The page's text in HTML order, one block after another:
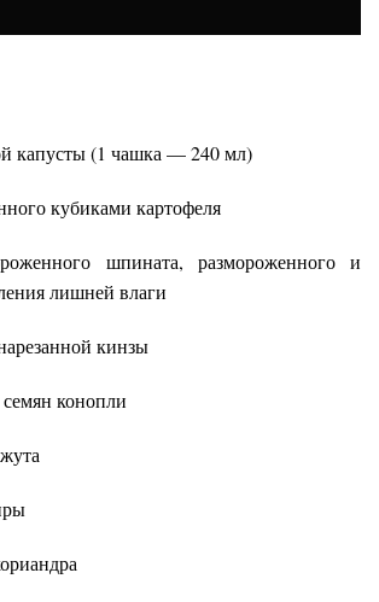
капусты (1 чашка — 240 мл)
кубиками картофеля
шпината, размороженного и
лишней влаги
кинзы
конопли